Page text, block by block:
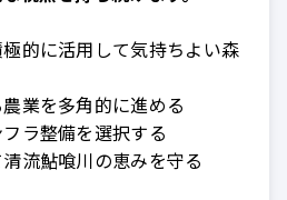
的に活用して気持ちよい森
業を多角的に進める
ラ整備を選択する
流鮎喰川の恵みを守る